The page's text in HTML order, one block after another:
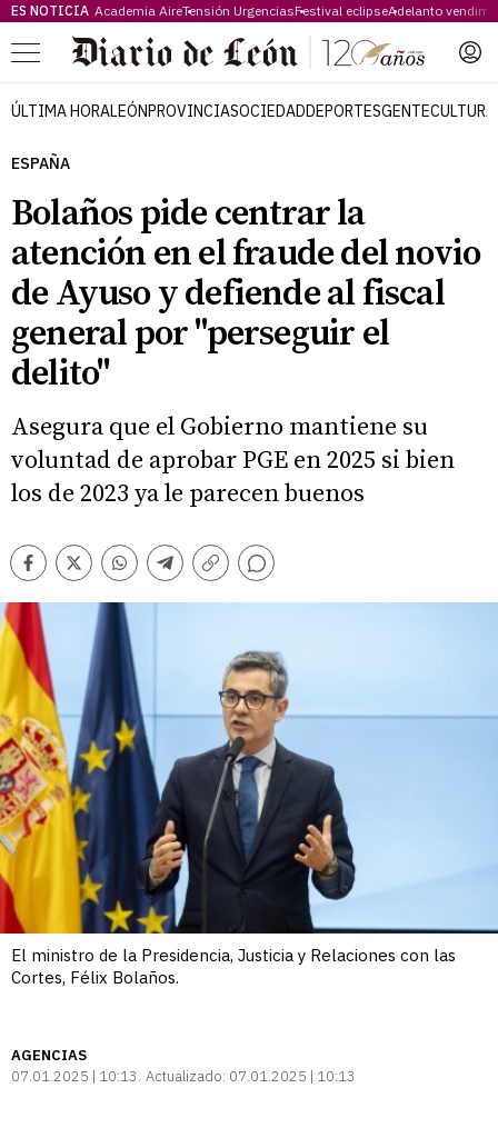
ES NOTICIA Academia AireTensión UrgenciasFestival eclipseAdelanto
Menú
ÚLTIMA HORALEÓNPROVINCIASOCIEDADDEPORTESGENTECULTURA
ESPAÑA
Bolaños pide centrar la
atención en el fraude del novio
de Ayuso y defiende al fiscal
general por "perseguir el
delito"
Asegura que el Gobierno mantiene su
voluntad de aprobar PGE en 2025 si bien
los de 2023 ya le parecen buenos
Facebook
TwitterWhatsappTelegram
Copiar
Comentarios
El ministro de la Presidencia, Justicia y Relaciones con las
Cortes, Félix Bolaños.
AGENCIAS
07.01.2025 | 10:13 Actualizado: 07.01.2025 | 10:13